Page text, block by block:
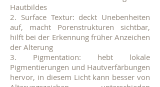
Hautbildes
2. Surface Textur: deckt Unebenheiten
auf, macht Porenstrukturen sichtbar,
hilft bei der Erkennung früher Anzeichen
der Alterung
3. Pigmentation: hebt lokale
Pigmentierungen und Hautverfärbungen
hervor, in diesem Licht kann besser von